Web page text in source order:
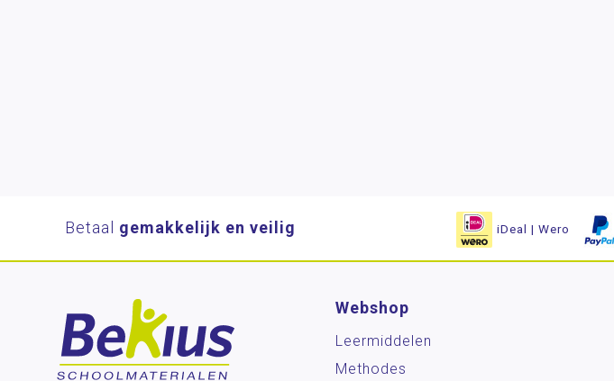
Betaal gemakkelijk en veilig iDeal | Wero
Webshop
Leermiddelen
Methodes